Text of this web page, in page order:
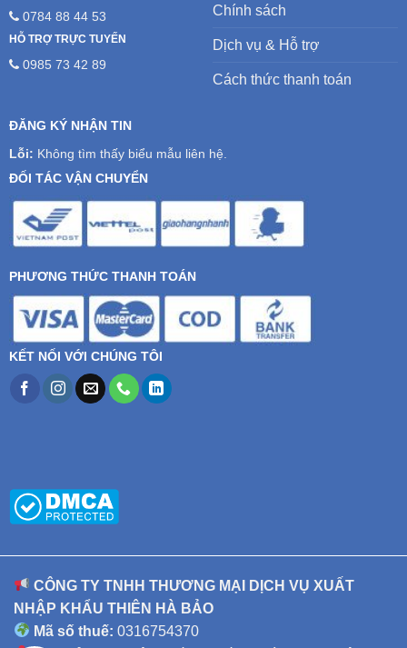
0784 88 44 53
HỖ TRỢ TRỰC TUYẾN
0985 73 42 89
Chính sách
Dịch vụ & Hỗ trợ
Cách thức thanh toán
ĐĂNG KÝ NHẬN TIN
Lỗi: Không tìm thấy biểu mẫu liên hệ.
ĐỐI TÁC VẬN CHUYỂN
PHƯƠNG THỨC THANH TOÁN
KẾT NỐI VỚI CHÚNG TÔI
CÔNG TY TNHH THƯƠNG MẠI DỊCH VỤ XUẤT
NHẬP KHẨU THIÊN HÀ BẢO
Mã số thuế: 0316754370